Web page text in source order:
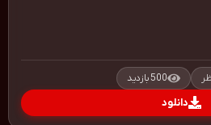
500 بازدید
دانلود